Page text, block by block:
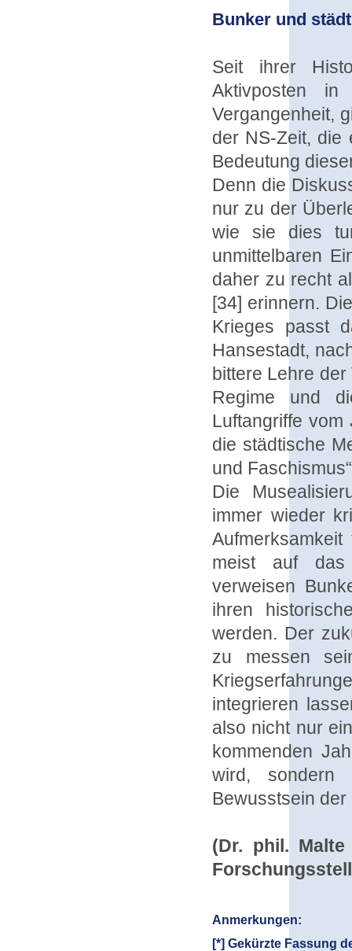
Bunker und
Seit ihrer
Aktivposten
Vergangenheit,
der NS-Zeit, die
Bedeutung
Denn die
nur zu der
wie sie dies
unmittelbaren
daher zu recht
[34] erinnern.
Krieges passt
Hansestadt,
bittere Lehre
Regime und
Luftangriffe vom
die städtische
und
Die
immer wieder
meist auf das
verweisen
ihren
werden. Der
zu messen
integrieren
also nicht nur
kommenden
wird, sondern
Bewusstsein der
(Dr. phil.
Anmerkungen:
[*] Gekürzte Fassung